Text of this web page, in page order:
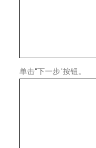
单击"下一步"按钮。